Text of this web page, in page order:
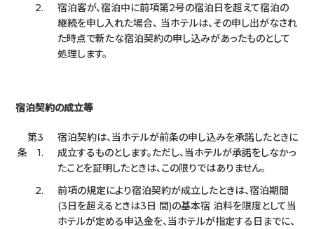
2.
宿泊客が、宿泊中に前項第2号の宿泊日を超えて宿泊の
継続を申し入れた場合、 当ホテルは、その申し出がなされ
た時点で新たな宿泊契約の申し込みがあったものとして
処理します。
宿泊契約の成立等
第3
条 1.
宿泊契約は、当ホテルが前条の申し込みを承諾したときに
成立するものとします。ただし、当ホテルが承諾をしなかっ
たことを証明したときは、この限りではありません。
2.
前項の規定により宿泊契約が成立したときは、宿泊期間
(3日を超えるときは3日 間)の基本宿 泊料を限度として当
ホテルが定める申込金を、当ホテルが指定する日までに、